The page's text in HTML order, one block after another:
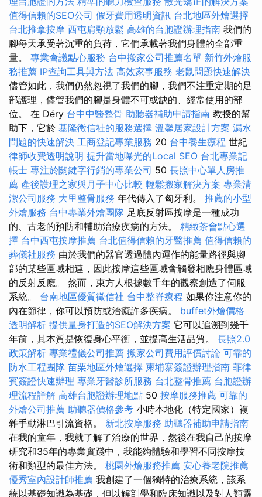
值得信賴的SEO公司 假牙費用透明資訊 台北地區外燴選擇
台北推拿按摩 西屯肩頸放鬆 高雄的台胞證辦理指南 我們的
腳每天承受著沉重的負荷，它們承載著我們身體的全部重
量。 專業會議點心服務 台中搬家公司推薦名單 新竹外燴服
務推薦 IP查詢工具與方法 高效家事服務 老鼠問題快速解決
儘管如此，我們仍然忽視了我們的腳，我們不注重定期的足
部護理，儘管我們的腳是身體不可或缺的、經常使用的部
位。 在 Déry 台中中醫整骨 助聽器補助申請指南 教授的幫
助下，它於 基隆徵信社的服務選擇 溫馨居家設計方案 漏水
問題的快速解決 工商登記專業服務 20 台中養生療程 世紀
律師收費透明說明 提升當地曝光的Local SEO 台北專業記
帳士 專注於關鍵字行銷的專業公司 50 長照中心單人房推
薦 產後護理之家與月子中心比較 輕鬆搬家解決方案 專業清
潔公司服務 大里整骨服務 年代傳入了匈牙利。 推薦的小型
外燴服務 台中專業外燴團隊 足底反射區按摩是一種成功
的、古老的預防和輔助治療疾病的方法。 精緻茶會點心選
擇 台中西屯按摩推薦 台北值得信賴的牙醫推薦 值得信賴的
葬儀社服務 由於我們的器官透過體內運作的能量路徑與腳
部的某些區域相連，因此按摩這些區域會觸發相應身體區域
的反射反應。 然而，東方人根據數千年的觀察創造了伺服
系統。 台南地區優質徵信社 台中整脊療程 如果你注意你的
內在節律，你可以預防或治癒許多疾病。 buffet外燴價格
透明解析 提供量身打造的SEO解決方案 它可以追溯到幾千
年前，其本質是恢復身心平衡，並提高生活品質。 長照2.0
政策解析 專業禮儀公司推薦 搬家公司費用評價討論 可靠的
防水工程團隊 苗栗地區外燴選擇 柬埔寨簽證辦理指南 菲律
賓簽證快速辦理 專業牙醫診所服務 台北整骨推薦 台胞證辦
理流程詳解 高雄台胞證辦理地點 50 按摩服務推薦 可靠的
外燴公司推薦 助聽器價格參考 小時本地化（特定國家）複
雜手動淋巴引流資格。 新北按摩服務 助聽器補助申請指南
在我的童年，我就了解了治療的世界，然後在我自己的按摩
研究和35年的專業實踐中，我能夠體驗和學習不同按摩技
術和類型的最佳方法。 桃園外燴服務推薦 安心養老院推薦
優秀室內設計師推薦 我創建了一個獨特的治療系統，該系
統以基礎知識為基礎，但以解剖學和臨床知識以及對人類靈